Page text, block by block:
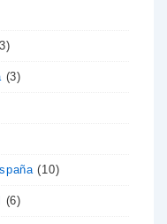
(3)
(10)
(6)